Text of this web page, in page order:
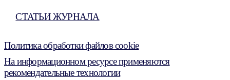
СТАТЬИ ЖУРНАЛА
Политика обработки файлов cookie
На информационном ресурсе применяются
рекомендательные технологии